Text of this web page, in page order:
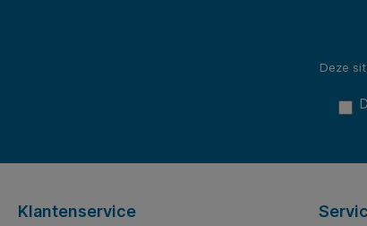
Deze
Klantenservice